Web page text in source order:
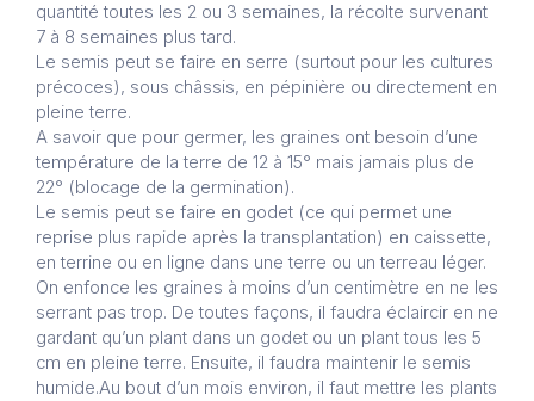
quantité toutes les 2 ou 3 semaines, la récolte survenant
7 à 8 semaines plus tard.
Le semis peut se faire en serre (surtout pour les cultures
précoces), sous châssis, en pépinière ou directement en
pleine terre.
A savoir que pour germer, les graines ont besoin d’une
température de la terre de 12 à 15° mais jamais plus de
22° (blocage de la germination).
Le semis peut se faire en godet (ce qui permet une
reprise plus rapide après la transplantation) en caissette,
en terrine ou en ligne dans une terre ou un terreau léger.
On enfonce les graines à moins d’un centimètre en ne les
serrant pas trop. De toutes façons, il faudra éclaircir en ne
gardant qu’un plant dans un godet ou un plant tous les 5
cm en pleine terre. Ensuite, il faudra maintenir le semis
humide.Au bout d’un mois environ, il faut mettre les plants